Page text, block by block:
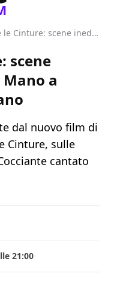
Allacciate le Cinture: scene inedite sulle note di Mano a mano, di Rino Gaetano
scene
a
dal nuovo film di
Cinture, sulle
cantato
21:00